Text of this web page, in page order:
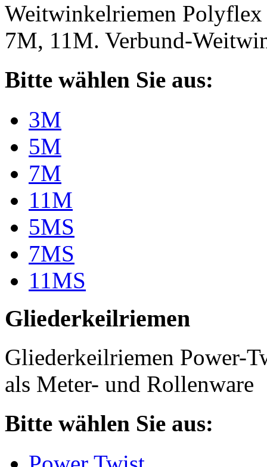
Weitwinkelriemen
7M, 11M. Verbund-
Bitte wählen Sie aus:
3M
5M
7M
11M
5MS
7MS
11MS
Gliederkeilriemen
Gliederkeilriemen Power-
als Meter- und Rollenware
Bitte wählen Sie aus: